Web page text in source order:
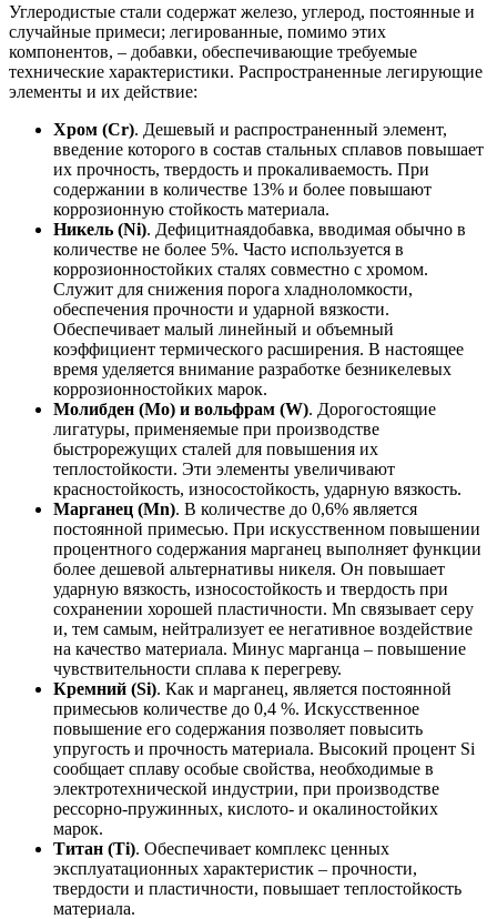
Углеродистые стали содержат железо, углерод, постоянные и
случайные примеси; легированные, помимо этих
компонентов, – добавки, обеспечивающие требуемые
технические характеристики. Распространенные легирующие
элементы и их действие:
Хром (Cr). Дешевый и распространенный элемент,
введение которого в состав стальных сплавов повышает
их прочность, твердость и прокаливаемость. При
содержании в количестве 13% и более повышают
коррозионную стойкость материала.
Никель (Ni). Дефицитнаядобавка, вводимая обычно в
количестве не более 5%. Часто используется в
коррозионностойких сталях совместно с хромом.
Служит для снижения порога хладноломкости,
обеспечения прочности и ударной вязкости.
Обеспечивает малый линейный и объемный
коэффициент термического расширения. В настоящее
время уделяется внимание разработке безникелевых
коррозионностойких марок.
Молибден (Mo) и вольфрам (W). Дорогостоящие
лигатуры, применяемые при производстве
быстрорежущих сталей для повышения их
теплостойкости. Эти элементы увеличивают
красностойкость, износостойкость, ударную вязкость.
Марганец (Mn). В количестве до 0,6% является
постоянной примесью. При искусственном повышении
процентного содержания марганец выполняет функции
более дешевой альтернативы никеля. Он повышает
ударную вязкость, износостойкость и твердость при
сохранении хорошей пластичности. Mn связывает серу
и, тем самым, нейтрализует ее негативное воздействие
на качество материала. Минус марганца – повышение
чувствительности сплава к перегреву.
Кремний (Si). Как и марганец, является постоянной
примесьюв количестве до 0,4 %. Искусственное
повышение его содержания позволяет повысить
упругость и прочность материала. Высокий процент Si
сообщает сплаву особые свойства, необходимые в
электротехнической индустрии, при производстве
рессорно-пружинных, кислото- и окалиностойких
марок.
Титан (Ti). Обеспечивает комплекс ценных
эксплуатационных характеристик – прочности,
твердости и пластичности, повышает теплостойкость
материала.